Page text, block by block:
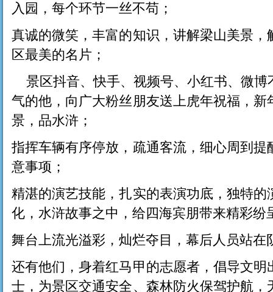
入园，每个环节一丝不苟；
真诚的微笑，丰富的知识，讲解梁山美景
区最美的名片；
景区抖音、快手、视频号、小红书、微博
气的他，向广大粉丝朋友送上虎年祝福，
景，品水浒；
指挥车辆有序停放，疏通客流，细心周到
意事项；
精湛的演艺技能，扎实的表演功底，独特
化，水浒故事之中，给四海宾朋带来精彩纷
舞台上流光溢彩，灿烂夺目，幕后人员站
还有他们，身着红马甲的志愿者，倡导文
士，为景区交通安全、森林防火保驾护航